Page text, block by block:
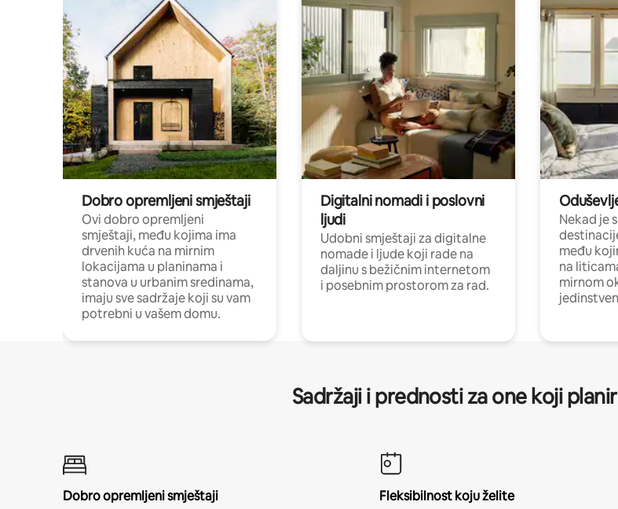
Dobro opremljeni smještaji
Ovi dobro opremljeni
smještaji, među kojima ima
drvenih kuća na mirnim
lokacijama u planinama i
stanova u urbanim sredinama,
imaju sve sadržaje koji su vam
potrebni u vašem domu.
Digitalni nomadi i poslovni
ljudi
Udobni smještaji za digitalne
nomade i ljude koji rade na
daljinu s bežičnim internetom
i posebnim prostorom za rad.
Nekad je
među
na
mirnom
Sadržaji i prednosti za one koji
Dobro opremljeni smještaji
Fleksibilnost koju želite